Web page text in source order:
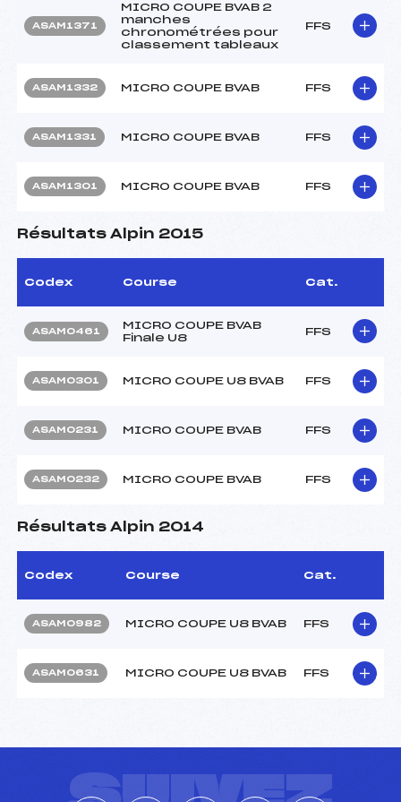
ASAM1371
MICRO COUPE BVAB 2
manches
chronométrées pour
classement tableaux
FFS
ASAM1332 MICRO COUPE BVAB FFS
ASAM1331 MICRO COUPE BVAB FFS
ASAM1301 MICRO COUPE BVAB FFS
Résultats Alpin 2015
Codex Course Cat.
ASAM0461
MICRO COUPE BVAB
Finale U8
FFS
ASAM0301 MICRO COUPE U8 BVAB FFS
ASAM0231 MICRO COUPE BVAB FFS
ASAM0232 MICRO COUPE BVAB FFS
Résultats Alpin 2014
Codex Course Cat.
ASAM0982 MICRO COUPE U8 BVAB FFS
ASAM0631 MICRO COUPE U8 BVAB FFS